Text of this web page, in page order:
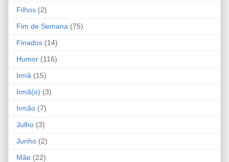
Filhos (2)
Fim de Semana (75)
Finados (14)
Humor (116)
Irmã (15)
Irmã(o) (3)
Irmão (7)
Julho (3)
Junho (2)
Mãe (22)